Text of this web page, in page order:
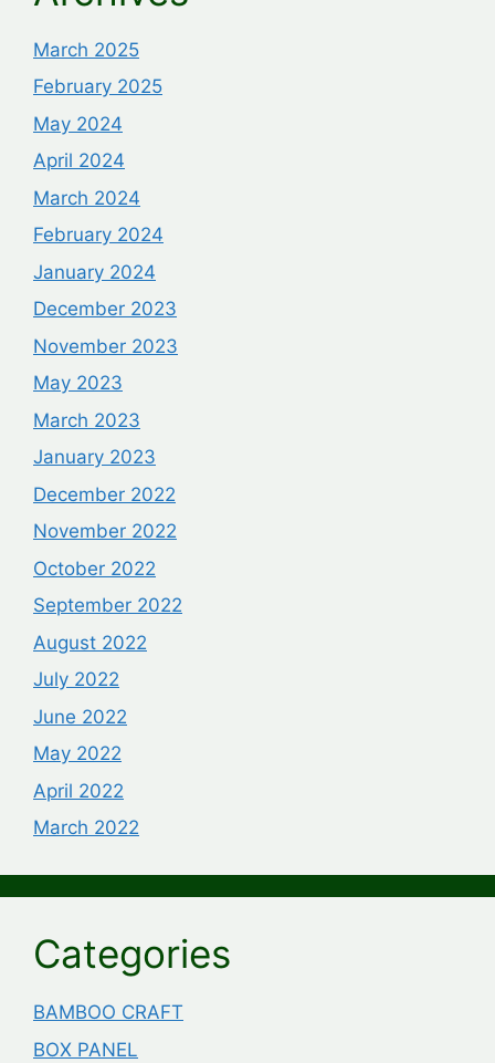
March 2025
February 2025
May 2024
April 2024
March 2024
February 2024
January 2024
December 2023
November 2023
May 2023
March 2023
January 2023
December 2022
November 2022
October 2022
September 2022
August 2022
July 2022
June 2022
May 2022
April 2022
March 2022
Categories
BAMBOO CRAFT
BOX PANEL